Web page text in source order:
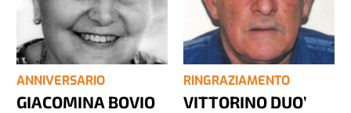
ANNIVERSARIO
GIACOMINA BOVIO
RINGRAZIAMENTO
VITTORINO DUO’